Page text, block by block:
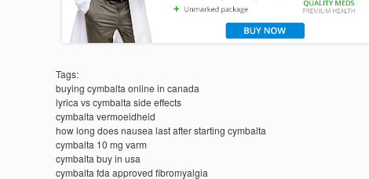
Tags:
buying cymbalta online in canada
lyrica vs cymbalta side effects
cymbalta vermoeidheid
how long does nausea last after starting cymbalta
cymbalta 10 mg varm
cymbalta buy in usa
cymbalta fda approved fibromyalgia